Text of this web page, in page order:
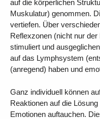
auf die körperlichen
Muskulatur) genommen.
vertiefen. Über
Reflexzonen (nicht nur
stimuliert und
auf das Lymphsystem
(anregend) haben und
Ganz individuell können
Reaktionen auf die
Emotionen auftauchen.